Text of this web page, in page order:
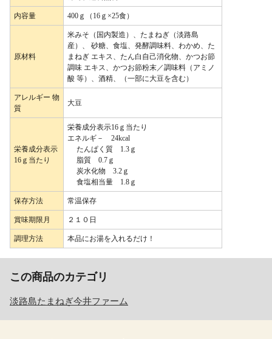
内容量 400ｇ（16ｇ×25食）
原材料
米みそ（国内製造）、たまねぎ（淡路島
産）、 砂糖、食塩、発酵調味料、わかめ、た
まねぎ エキス、たん白自己消化物、かつお節
調味 エキス、かつお節粉末／調味料（アミノ
酸 等）、酒精、（一部に大豆を含む）
アレルギー 物
質
大豆
栄養成分表示
16ｇ当たり
栄養成分表示16ｇ当たり
エネルギ－ 24kcal
たんぱく質 1.3ｇ
脂質 0.7ｇ
炭水化物 3.2ｇ
食塩相当量 1.8ｇ
保存方法 常温保存
賞味期限月 ２１０日
調理方法 本品にお湯を入れるだけ！
この商品のカテゴリ
淡路島たまねぎ今井ファーム